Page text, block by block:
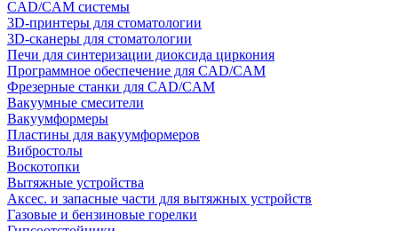
CAD/CAM системы
3D-принтеры для стоматологии
3D-сканеры для стоматологии
Печи для синтеризации диоксида циркония
Программное обеспечение для CAD/CAM
Фрезерные станки для CAD/CAM
Вакуумные смесители
Вакуумформеры
Пластины для вакуумформеров
Вибростолы
Воскотопки
Вытяжные устройства
Аксес. и запасные части для вытяжных устройств
Газовые и бензиновые горелки